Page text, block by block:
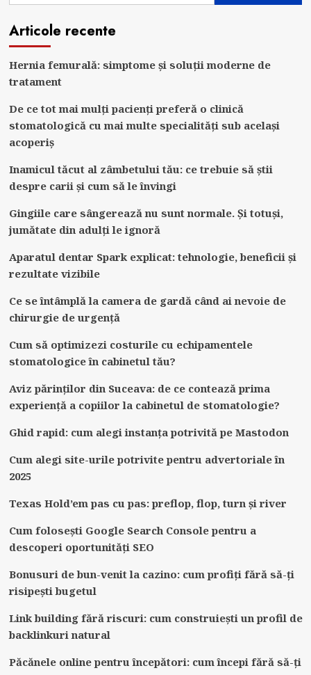
Articole recente
Hernia femurală: simptome și soluții moderne de
tratament
De ce tot mai mulți pacienți preferă o clinică
stomatologică cu mai multe specialități sub același
acoperiș
Inamicul tăcut al zâmbetului tău: ce trebuie să știi
despre carii și cum să le învingi
Gingiile care sângerează nu sunt normale. Și totuși,
jumătate din adulți le ignoră
Aparatul dentar Spark explicat: tehnologie, beneficii și
rezultate vizibile
Ce se întâmplă la camera de gardă când ai nevoie de
chirurgie de urgență
Cum să optimizezi costurile cu echipamentele
stomatologice în cabinetul tău?
Aviz părinților din Suceava: de ce contează prima
experiență a copiilor la cabinetul de stomatologie?
Ghid rapid: cum alegi instanța potrivită pe Mastodon
Cum alegi site-urile potrivite pentru advertoriale în
2025
Texas Hold’em pas cu pas: preflop, flop, turn și river
Cum folosești Google Search Console pentru a
descoperi oportunități SEO
Bonusuri de bun-venit la cazino: cum profiți fără să-ți
risipești bugetul
Link building fără riscuri: cum construiești un profil de
backlinkuri natural
Păcănele online pentru începători: cum începi fără să-ți